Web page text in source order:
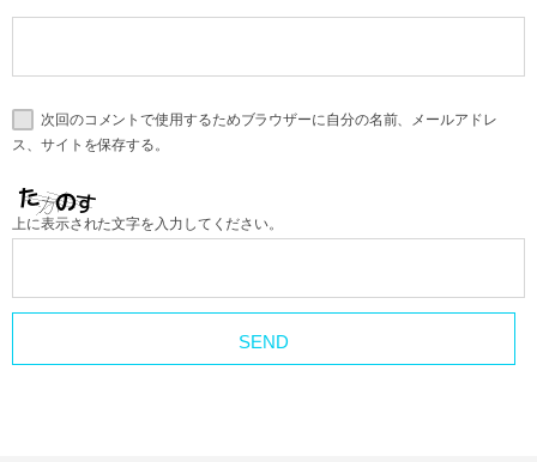
次回のコメントで使用するためブラウザーに自分の名前、メールアドレ
ス、サイトを保存する。
上に表示された文字を入力してください。